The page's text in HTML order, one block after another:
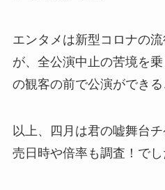
エンタメは新型コロナの
が、全公演中止の苦境を
の観客の前で公演ができ
以上、四月は君の嘘舞台
売日時や倍率も調査！でし